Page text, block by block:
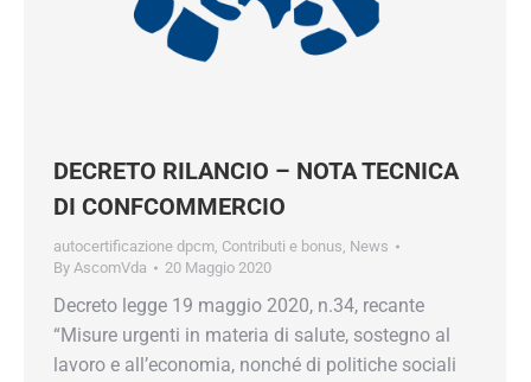
DECRETO RILANCIO – NOTA TECNICA
DI CONFCOMMERCIO
autocertificazione dpcm, Contributi e bonus, News
By AscomVda 20 Maggio 2020
Decreto legge 19 maggio 2020, n.34, recante
“Misure urgenti in materia di salute, sostegno al
lavoro e all’economia, nonché di politiche sociali